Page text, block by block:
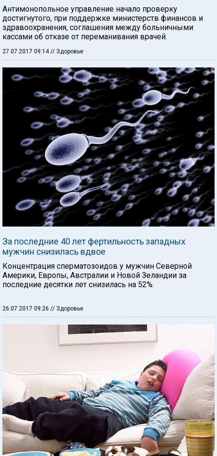
Антимонопольное управление начало проверку
достигнутого, при поддержке министерств финансов и
здравоохранения, соглашения между больничными
кассами об отказе от переманивания врачей.
27.07.2017 09:14 // Здоровье
За последние 40 лет фертильность западных
мужчин снизилась вдвое
Концентрация сперматозоидов у мужчин Северной
Америки, Европы, Австралии и Новой Зеландии за
последние десятки лет снизилась на 52%.
26.07.2017 09:26 // Здоровье